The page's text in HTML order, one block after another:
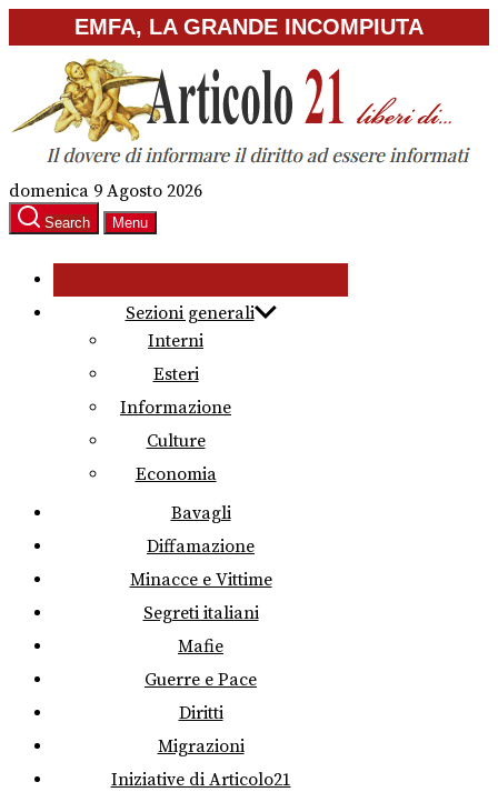
to
content
EMFA, LA GRANDE INCOMPIUTA
domenica 9 Agosto 2026
Search Menu
Sezioni generali
Interni
Esteri
Informazione
Culture
Economia
Bavagli
Diffamazione
Minacce e Vittime
Segreti italiani
Mafie
Guerre e Pace
Diritti
Migrazioni
Iniziative di Articolo21